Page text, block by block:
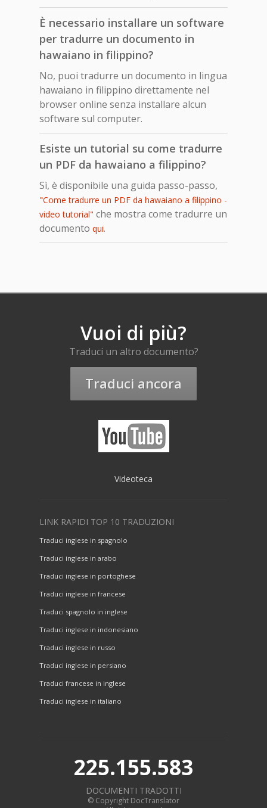
È necessario installare un software
per tradurre un documento in
hawaiano in filippino?
No, puoi tradurre un documento in lingua
hawaiano in filippino direttamente nel
browser online senza installare alcun
software sul computer.
Esiste un tutorial su come tradurre
un PDF da hawaiano a filippino?
Sì, è disponibile una guida passo-passo,
"Come tradurre un PDF da hawaiano a filippino -
video tutorial" che mostra come tradurre un
documento qui.
Vuoi di più?
Traduci un altro documento?
Traduci ancora
Videoteca
LINK RAPIDI TOP 10 TRADUZIONI
Traduci inglese in spagnolo
Traduci inglese in arabo
Traduci inglese in portoghese
Traduci inglese in francese
Traduci spagnolo in inglese
Traduci inglese in indonesiano
Traduci inglese in russo
Traduci inglese in persiano
Traduci francese in inglese
Traduci inglese in italiano
225.155.583
DOCUMENTI TRADOTTI
© Copyright DocTranslator